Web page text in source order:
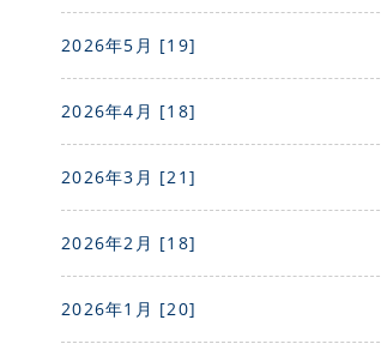
2026年5月 [19]
2026年4月 [18]
2026年3月 [21]
2026年2月 [18]
2026年1月 [20]